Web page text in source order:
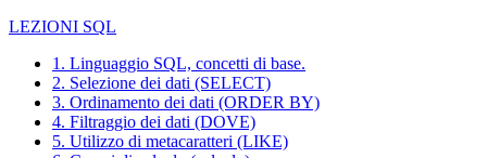
LEZIONI SQL
1. Linguaggio SQL, concetti di base.
2. Selezione dei dati (SELECT)
3. Ordinamento dei dati (ORDER BY)
4. Filtraggio dei dati (DOVE)
5. Utilizzo di metacaratteri (LIKE)